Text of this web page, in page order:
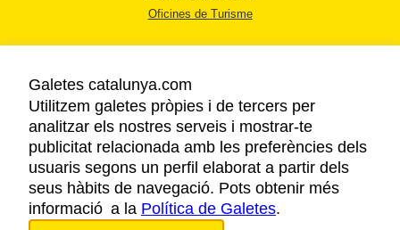
Oficines de Turisme
AVÍS LEGAL
POLÍTICA DE PRIVACITAT
COOKIES
ACCESSIBILITAT
Galetes catalunya.com
Utilitzem galetes pròpies i de tercers per
analitzar els nostres serveis i mostrar-te
publicitat relacionada amb les preferències dels
usuaris segons un perfil elaborat a partir dels
seus hàbits de navegació. Pots obtenir més
informació a la Política de Galetes.